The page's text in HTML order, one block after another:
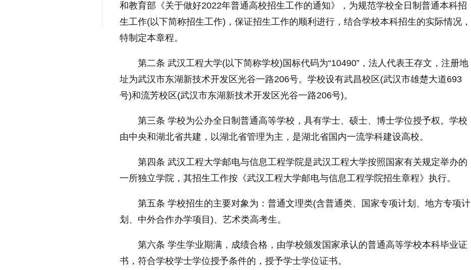
和教育部《关于做好2022年普通高校招生工作的通知》，为规范学校全日制普通本科招
生工作(以下简称招生工作)，保证招生工作的顺利进行，结合学校本科招生的实际情况，
特制定本章程。
第二条 武汉工程大学(以下简称学校)国标代码为“10490”，法人代表王存文，注册地
址为武汉市东湖新技术开发区光谷一路206号。学校设有武昌校区(武汉市雄楚大道693
号)和流芳校区(武汉市东湖新技术开发区光谷一路206号)。
第三条 学校为公办全日制普通高等学校，具有学士、硕士、博士学位授予权。学校
由中央和湖北省共建，以湖北省管理为主，是湖北省国内一流学科建设高校。
第四条 武汉工程大学邮电与信息工程学院是武汉工程大学按照 国家有关规定举办的
一所独立学院，其招生工作按《武汉工程大学邮电与信息工程学院招生章程》执行。
第五条 学校招生的主要对象为：普通文理类(含普通类、 国家专项计划、地方专项计
划、中外合作办学项目)、艺术类高考生。
第六条 学生学业期满，成绩合格，由学校颁发国家承认的普通高等学校本科毕业证
书，符合学校学士学位授予条件的，授予学士学位证书。